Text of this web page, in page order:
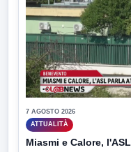
7 AGOSTO 2026
ATTUALITÀ
Miasmi e Calore,